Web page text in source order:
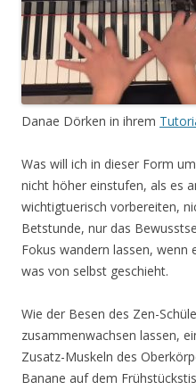
Danae Dörken in ihrem
Was will ich in dieser Form
nicht höher einstufen, als es
wichtigtuerisch vorbereiten,
Betstunde, nur das
Fokus wandern lassen, wenn
was von selbst geschieht.
Wie der Besen des Zen-
zusammenwachsen lassen,
Zusatz-Muskeln des
Banane auf dem